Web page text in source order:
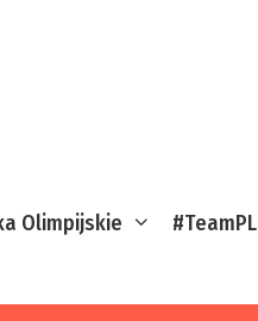
Olimpijskie #TeamPL